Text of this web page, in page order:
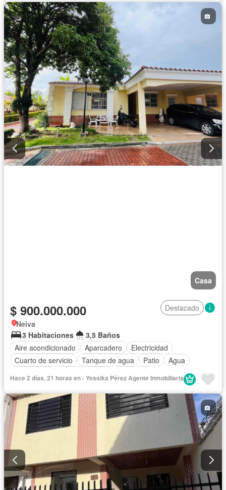
Casa
$ 900.000.000
Destacado
Neiva
3 Habitaciones
3,5 Baños
Aire acondicionado
Aparcadero
Electricidad
Cuarto de servicio
Tanque de agua Patio
Agua
Seguridad privada
Piscina
Jardín
Área infantil
Acceso para personas con discapacidad
Permite mascotas
Permite niños
Solo familias
Hace 2 días, 21 horas en - Yessika Pérez Agente Inmobiliaria